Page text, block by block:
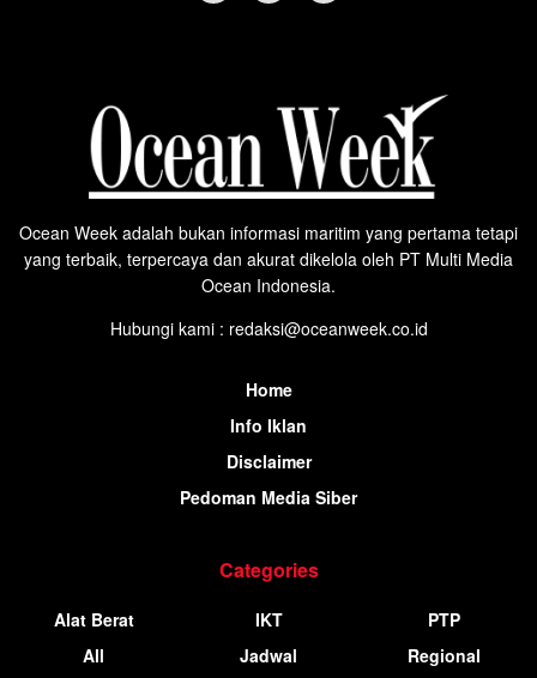
Ocean Week adalah bukan informasi maritim yang pertama tetapi
yang terbaik, terpercaya dan akurat dikelola oleh PT Multi Media
Ocean Indonesia.
Hubungi kami : redaksi@oceanweek.co.id
Home
Info Iklan
Disclaimer
Pedoman Media Siber
Categories
Alat Berat
All
IKT
Jadwal
PTP
Regional